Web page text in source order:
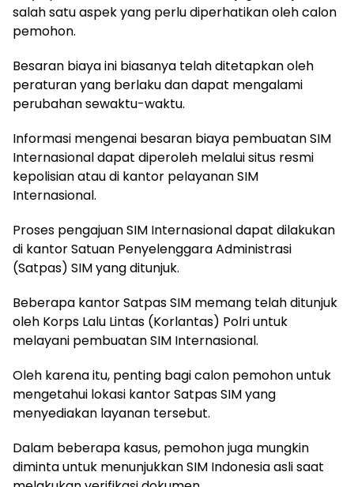
salah satu aspek yang perlu diperhatikan oleh calon
pemohon.
Besaran biaya ini biasanya telah ditetapkan oleh
peraturan yang berlaku dan dapat mengalami
perubahan sewaktu-waktu.
Informasi mengenai besaran biaya pembuatan SIM
Internasional dapat diperoleh melalui situs resmi
kepolisian atau di kantor pelayanan SIM
Internasional.
Proses pengajuan SIM Internasional dapat dilakukan
di kantor Satuan Penyelenggara Administrasi
(Satpas) SIM yang ditunjuk.
Beberapa kantor Satpas SIM memang telah ditunjuk
oleh Korps Lalu Lintas (Korlantas) Polri untuk
melayani pembuatan SIM Internasional.
Oleh karena itu, penting bagi calon pemohon untuk
mengetahui lokasi kantor Satpas SIM yang
menyediakan layanan tersebut.
Dalam beberapa kasus, pemohon juga mungkin
diminta untuk menunjukkan SIM Indonesia asli saat